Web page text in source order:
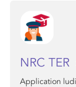
NRC TER
Application